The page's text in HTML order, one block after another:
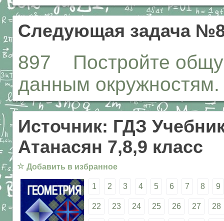
Следующая задача
897 Постройте
данным окружностям.
Источник: ГДЗ
Атанасян 7,8,9 класс
☆ Добавить в избранное
1 2 3 4 5 6 7 8 9
22 23 24 25 26 27 28